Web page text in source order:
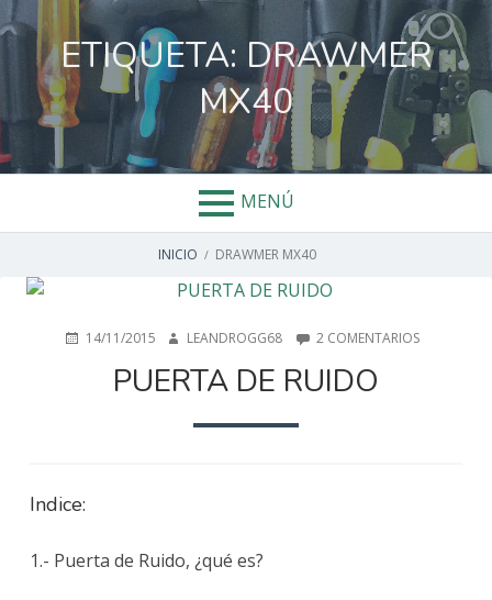
Salta
al
contenidoETIQUETA: DRAWMER
MX40
MENÚ
DE
AYUDA
INICIO DRAWMER MX40
PUBLICADO
14/11/2015 AUTORLEANDROGG68 2 COMENTARIOSEN
PUERTA DE RUIDO
Indice:
1.- Puerta de Ruido, ¿qué es?